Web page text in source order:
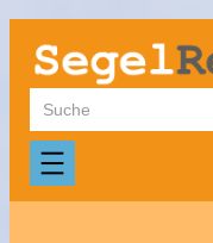
Zum
Inhalt
springen
Suchen